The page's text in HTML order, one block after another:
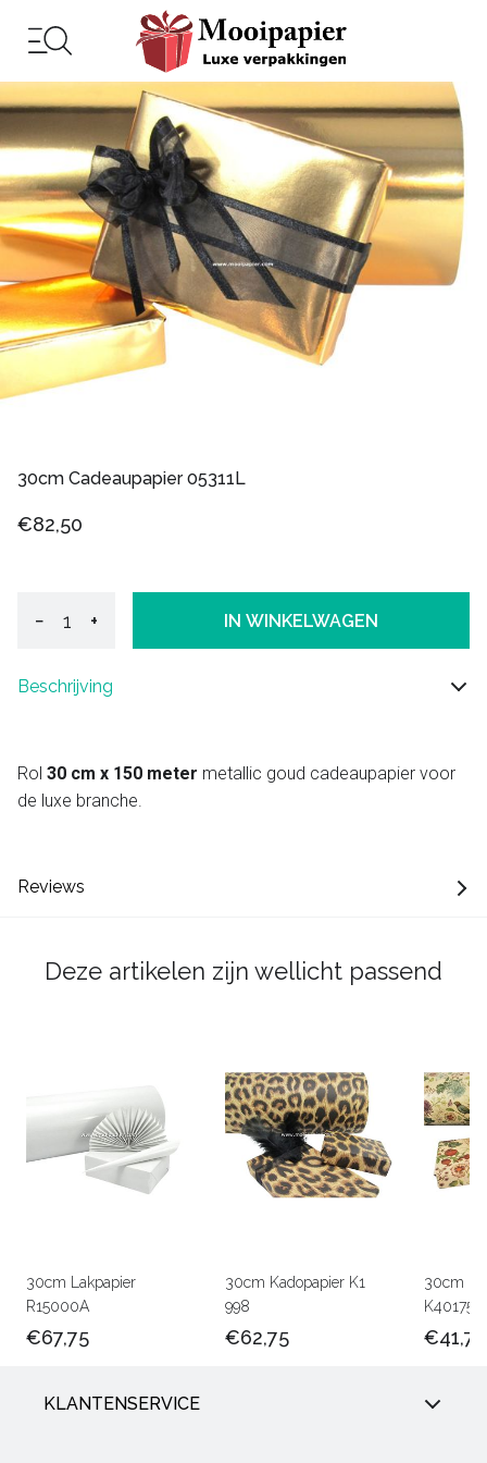
30cm Cadeaupapier 05311L
€82,50
− + IN WINKELWAGEN
Beschrijving
Rol 30 cm x 150 meter metallic goud cadeaupapier voor
de luxe branche.
Reviews
Deze artikelen zijn wellicht passend
30cm Lakpapier
R15000A
€67,75
30cm Kadopapier K1
998
€62,75
30cm
€41,75
KLANTENSERVICE